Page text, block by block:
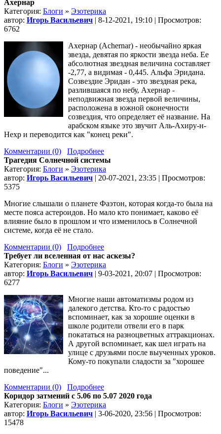
Ахернар
Категория: Блоги » Эзотерика
автор: Игорь Васильевич | 8-12-2021, 19:10 | Просмотров:
6762
Ахернар (Achernar) - необычайно яркая
звезда, девятая по яркости звезда неба. Ее
абсолютная звездная величина составляет
-2,77, а видимая - 0,445. Альфа Эридана.
Созвездие Эридан - это звездная река,
разлившаяся по небу, Ахернар -
неподвижная звезда первой величины,
расположена в южной оконечности
созвездия, что определяет её название. На
арабском языке это звучит Аль-Ахиру-н-
Нехр и переводится как "конец реки".
Комментарии (0)
Подробнее
Трагедия Солнечной системы
Категория: Блоги » Эзотерика
автор: Игорь Васильевич | 20-07-2021, 23:35 | Просмотров:
5375
Многие слышали о планете Фаэтон, которая когда-то была на
месте пояса астероидов. Но мало кто понимает, каково её
влияние было в прошлом и что изменилось в Солнечной
системе, когда её не стало.
Комментарии (0)
Подробнее
Требует ли вселенная от нас аскезы?
Категория: Блоги » Эзотерика
автор: Игорь Васильевич | 9-03-2021, 20:07 | Просмотров:
6277
Многие наши автоматизмы родом из
далекого детства. Кто-то с радостью
вспоминает, как за хорошие оценки в
школе родители отвели его в парк
покататься на разноцветных аттракционах.
А другой вспоминает, как шел играть на
улице с друзьями после выученных уроков.
Кому-то покупали сладости за "хорошее
поведение"...
Комментарии (0)
Подробнее
Коридор затмений с 5.06 по 5.07 2020 года
Категория: Блоги » Эзотерика
автор: Игорь Васильевич | 3-06-2020, 23:56 | Просмотров:
15478